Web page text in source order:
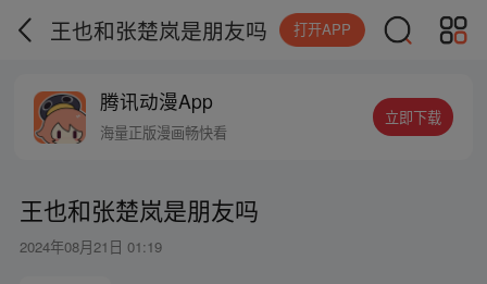
王也和张楚岚是朋友吗 打开APP
腾讯动漫App
海量正版漫画畅快看
立即下载
王也和张楚岚是朋友吗
2024年08月21日 01:19